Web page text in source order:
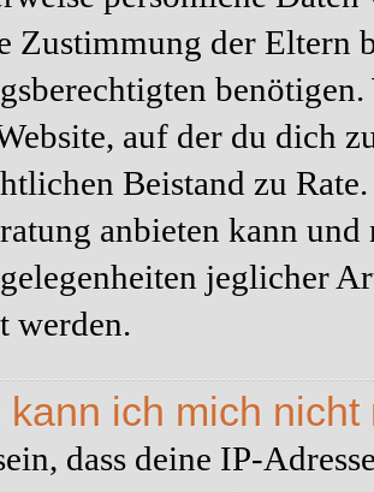
Zustimmung der Eltern
auf der du dich
Beistand zu
anbieten kann
jeglicher
werden.
kann ich mich nicht
dass deine IP-